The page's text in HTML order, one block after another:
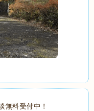
無料受付中！